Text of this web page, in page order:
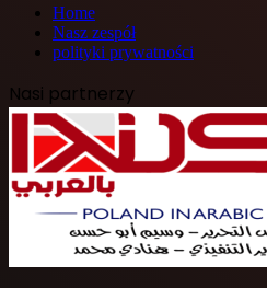
Home
Nasz zespół
polityki prywatności
Nasi partnerzy